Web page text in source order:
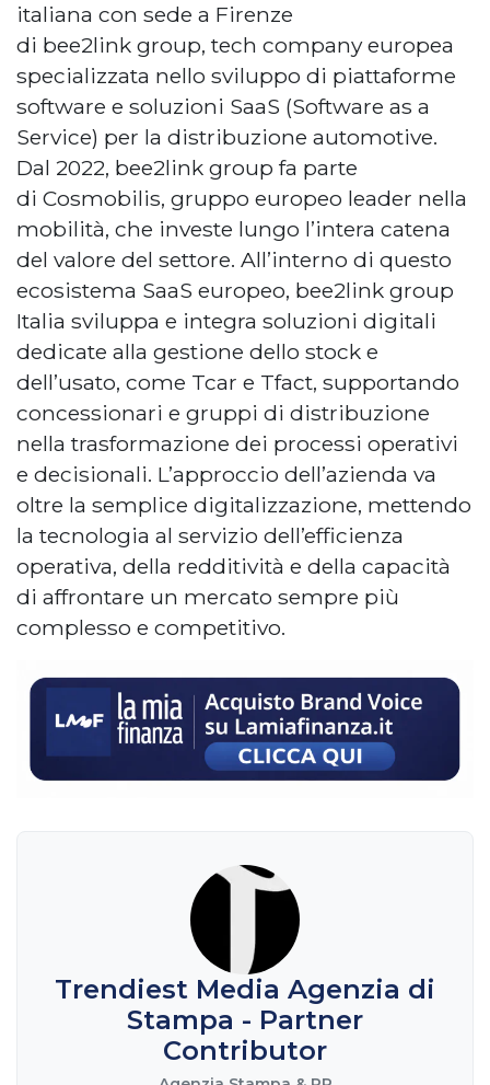
italiana con sede a Firenze
di bee2link group, tech company europea
specializzata nello sviluppo di piattaforme
software e soluzioni SaaS (Software as a
Service) per la distribuzione automotive.
Dal 2022, bee2link group fa parte
di Cosmobilis, gruppo europeo leader nella
mobilità, che investe lungo l’intera catena
del valore del settore. All’interno di questo
ecosistema SaaS europeo, bee2link group
Italia sviluppa e integra soluzioni digitali
dedicate alla gestione dello stock e
dell’usato, come Tcar e Tfact, supportando
concessionari e gruppi di distribuzione
nella trasformazione dei processi operativi
e decisionali. L’approccio dell’azienda va
oltre la semplice digitalizzazione, mettendo
la tecnologia al servizio dell’efficienza
operativa, della redditività e della capacità
di affrontare un mercato sempre più
complesso e competitivo.
Trendiest Media Agenzia di
Stampa - Partner
Contributor